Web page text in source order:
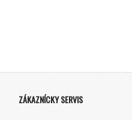
ZÁKAZNÍCKY SERVIS